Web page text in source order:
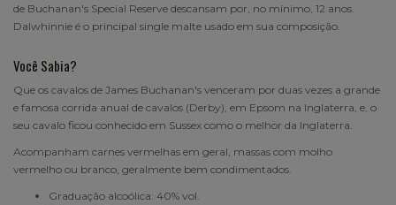
de Buchanan's Special Reserve descansam por, no mínimo, 12 anos.
Dalwhinnie é o principal single malte usado em sua composição.
Você Sabia?
Que os cavalos de James Buchanan's venceram por duas vezes a grande
e famosa corrida anual de cavalos (Derby), em Epsom na Inglaterra, e, o
seu cavalo ficou conhecido em Sussex como o melhor da Inglaterra.
Acompanham carnes vermelhas em geral, massas com molho
vermelho ou branco, geralmente bem condimentados.
Graduação alcoólica: 40% vol.